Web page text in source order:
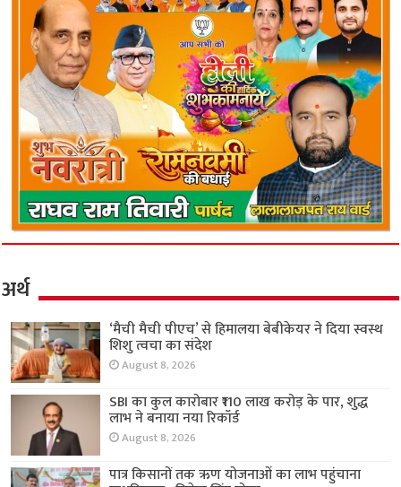
अर्थ
‘मैची मैची पीएच’ से हिमालया बेबीकेयर ने दिया स्वस्थ
शिशु त्वचा का संदेश
August 8, 2026
SBI का कुल कारोबार ₹110 लाख करोड़ के पार, शुद्ध
लाभ ने बनाया नया रिकॉर्ड
August 8, 2026
पात्र किसानों तक ऋण योजनाओं का लाभ पहुंचाना